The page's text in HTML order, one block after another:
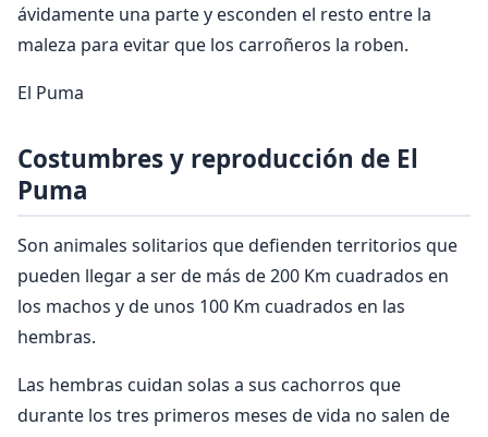
ávidamente una parte y esconden el resto entre la
maleza para evitar que los carroñeros la roben.
El Puma
Costumbres y reproducción de El
Puma
Son animales solitarios que defienden territorios que
pueden llegar a ser de más de 200 Km cuadrados en
los machos y de unos 100 Km cuadrados en las
hembras.
Las hembras cuidan solas a sus cachorros que
durante los tres primeros meses de vida no salen de